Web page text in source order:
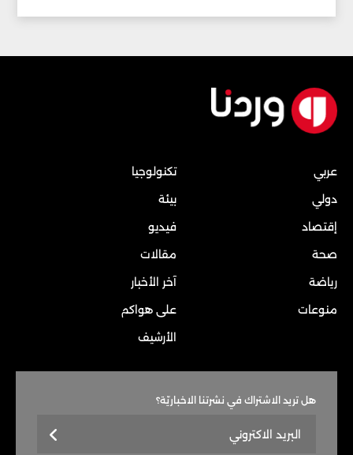
عربي
دولي
إقتصاد
صحة
رياضة
منوعات
تكنولوجيا
بيئة
فيديو
مقالات
آخر الأخبار
على هواكم
الأرشيف
هل تريد الاشتراك في نشرتنا الاخباريّة؟